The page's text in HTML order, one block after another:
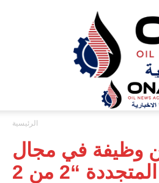
ONA™
NEWS
/
أونا
الاخبارية
الرئيسية
وظيفة في مجال